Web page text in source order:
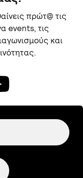
πρώτ@ τις
events, τις
και